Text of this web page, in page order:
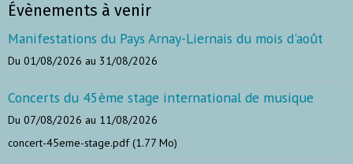
Évènements à venir
Manifestations du Pays Arnay-Liernais du mois d'août
Du 01/08/2026 au 31/08/2026
Concerts du 45ème stage international de musique
Du 07/08/2026 au 11/08/2026
concert-45eme-stage.pdf (1.77 Mo)